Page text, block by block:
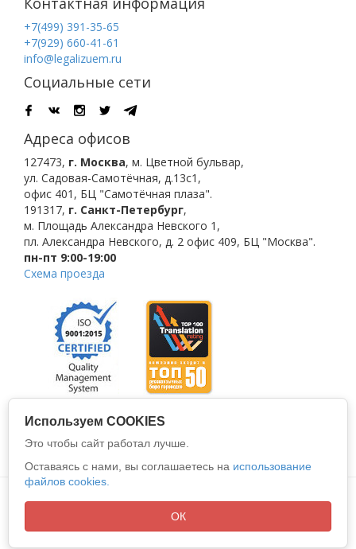
+7(499) 391-35-65
+7(929) 660-41-61
info@legalizuem.ru
Социальные сети
Адреса офисов
127473, г. Москва, м. Цветной бульвар,
ул. Садовая-Самотёчная, д.13с1,
офис 401, БЦ "Самотёчная плаза".
191317, г. Санкт-Петербург,
м. Площадь Александра Невского 1 ,
пл. Александра Невского, д. 2 офис 409, БЦ "Москва".
пн-пт 9:00-19:00
Схема проезда
Политика конфиденциальности
Все права защищены © 2026
Используем COOKIES
Это чтобы сайт работал лучше.
Оставаясь с нами, вы соглашаетесь на использование
файлов cookies.
ОК